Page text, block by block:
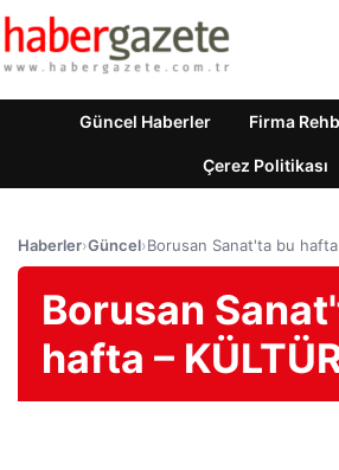
Güncel Haberler Firma
Çerez Politikası
Haberler›Güncel›Borusan Sanat'ta bu hafta
Borusan
hafta –